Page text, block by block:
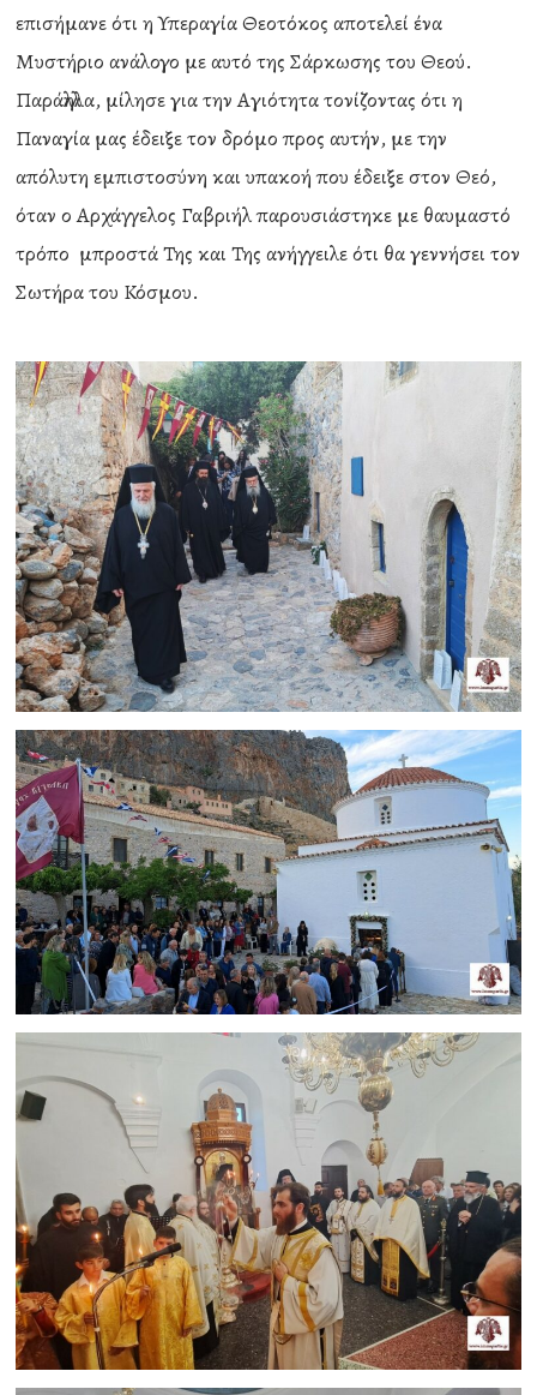
επισήμανε ότι η Υπεραγία Θεοτόκος αποτελεί ένα
Μυστήριο ανάλογο με αυτό της Σάρκωσης του Θεού.
Παράλληλα, μίλησε για την Αγιότητα τονίζοντας ότι η
Παναγία μας έδειξε τον δρόμο προς αυτήν, με την
απόλυτη εμπιστοσύνη και υπακοή που έδειξε στον Θεό,
όταν ο Αρχάγγελος Γαβριήλ παρουσιάστηκε με θαυμαστό
τρόπο μπροστά Της και Της ανήγγειλε ότι θα γεννήσει τον
Σωτήρα του Κόσμου.